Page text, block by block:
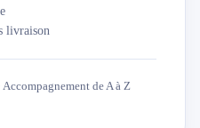
livraison
Accompagnement de A à Z